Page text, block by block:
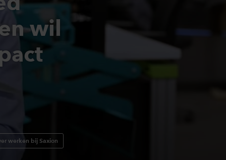
wil
werken bij Saxion